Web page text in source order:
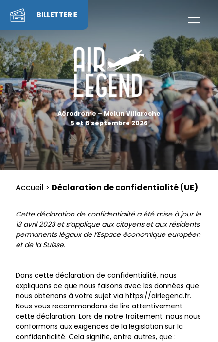
content
Aérodrome – Melun Villaroche
5 et 6 septembre 2026
BILLETTERIE
Accueil > Déclaration de confidentialité (UE)
Cette déclaration de confidentialité a été mise à jour le
13 avril 2023 et s’applique aux citoyens et aux résidents
permanents légaux de l’Espace économique européen
et de la Suisse.
Dans cette déclaration de confidentialité, nous
expliquons ce que nous faisons avec les données que
nous obtenons à votre sujet via https://airlegend.fr.
Nous vous recommandons de lire attentivement
cette déclaration. Lors de notre traitement, nous nous
conformons aux exigences de la législation sur la
confidentialité. Cela signifie, entre autres, que :